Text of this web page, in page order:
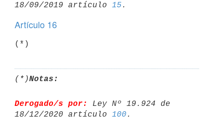
18/09/2019 artículo 15
Artículo 16
(*)
(*)Notas:
Derogado/s por:
Ley Nº 19.924 de
18/12/2020 artículo 100